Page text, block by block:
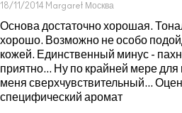
18/11/2014 Margaret Москва
Основа достаточно хорошая.
хорошо. Возможно не особо
кожей. Единственный минус -
приятно... Ну по крайней мере для
меня сверхчувствительный...
специфический аромат